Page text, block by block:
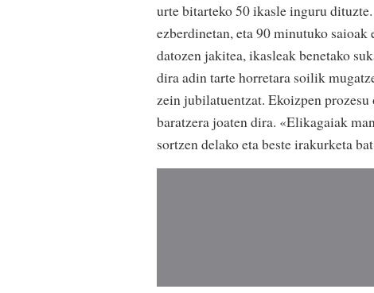
urte bitarteko 50 ikasle inguru
ezberdinetan, eta 90 minutuko
datozen jakitea, ikasleak benetako
dira adin tarte horretara soilik
zein jubilatuentzat. Ekoizpen
baratzera joaten dira. «Elikagaiak
sortzen delako eta beste irakurketa